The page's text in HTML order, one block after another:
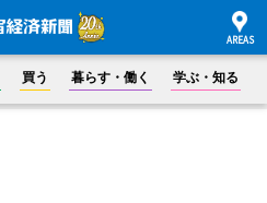
買う 暮らす・働く 学ぶ・知る